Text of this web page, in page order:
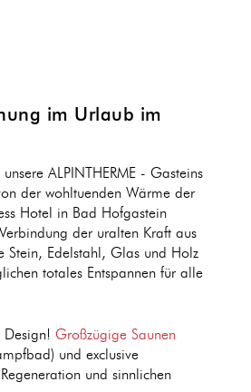
im Urlaub im
ALPINTHERME - Gasteins
der wohltuenden Wärme der
Hotel in Bad Hofgastein
der uralten Kraft aus
Stein, Edelstahl, Glas und Holz
totales Entspannen für alle
Design! Großzügige Saunen
und exclusive
und sinnlichen